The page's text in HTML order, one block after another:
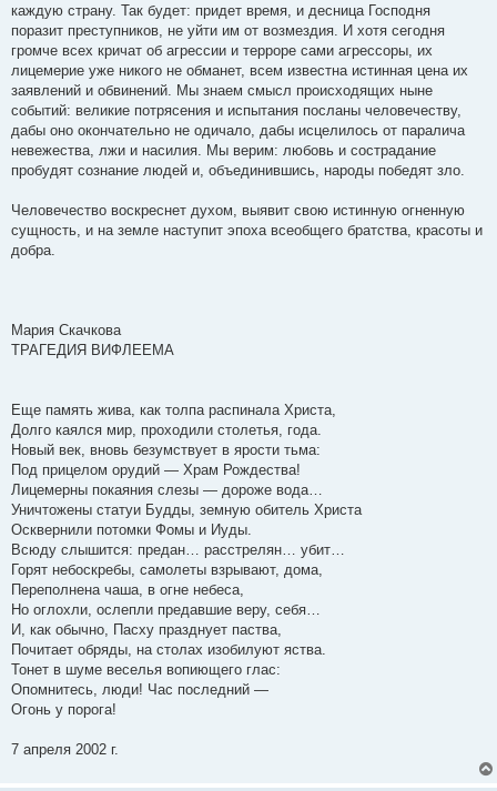
каждую страну. Так будет: придет время, и десница Господня
поразит преступников, не уйти им от возмездия. И хотя сегодня
громче всех кричат об агрессии и терроре сами агрессоры, их
лицемерие уже никого не обманет, всем известна истинная цена их
заявлений и обвинений. Мы знаем смысл происходящих ныне
событий: великие потрясения и испытания посланы человечеству,
дабы оно окончательно не одичало, дабы исцелилось от паралича
невежества, лжи и насилия. Мы верим: любовь и сострадание
пробудят сознание людей и, объединившись, народы победят зло.
Человечество воскреснет духом, выявит свою истинную огненную
сущность, и на земле наступит эпоха всеобщего братства, красоты и
добра.
Мария Скачкова
ТРАГЕДИЯ ВИФЛЕЕМА
Еще память жива, как толпа распинала Христа,
Долго каялся мир, проходили столетья, года.
Новый век, вновь безумствует в ярости тьма:
Под прицелом орудий — Храм Рождества!
Лицемерны покаяния слезы — дороже вода…
Уничтожены статуи Будды, земную обитель Христа
Осквернили потомки Фомы и Иуды.
Всюду слышится: предан… расстрелян… убит…
Горят небоскребы, самолеты взрывают, дома,
Переполнена чаша, в огне небеса,
Но оглохли, ослепли предавшие веру, себя…
И, как обычно, Пасху празднует паства,
Почитает обряды, на столах изобилуют яства.
Тонет в шуме веселья вопиющего глас:
Опомнитесь, люди! Час последний —
Огонь у порога!
7 апреля 2002 г.